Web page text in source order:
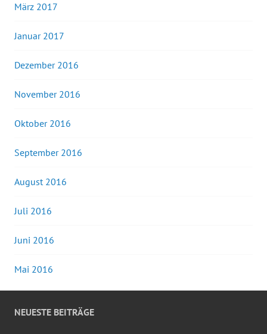
März 2017
Januar 2017
Dezember 2016
November 2016
Oktober 2016
September 2016
August 2016
Juli 2016
Juni 2016
Mai 2016
NEUESTE BEITRÄGE